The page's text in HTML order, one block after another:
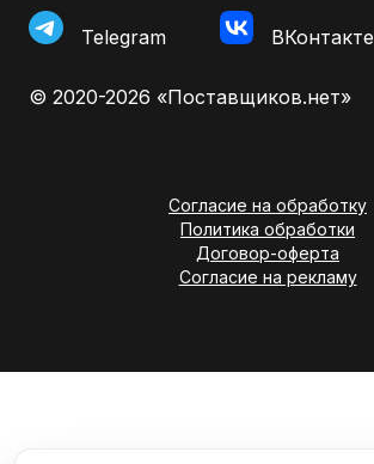
Telegram ВКонтакте
© 2020-2026 «Поставщиков.нет»
Согласие на обработку
Политика обработки
Договор-оферта
Согласие на рекламу